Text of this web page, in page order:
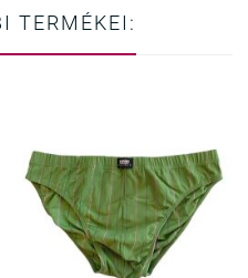
TERMÉKEI: